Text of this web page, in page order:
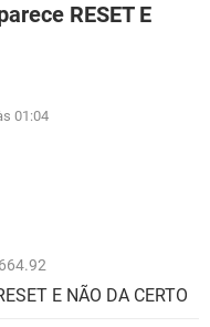
RESET E
01:04
E NÃO DA CERTO